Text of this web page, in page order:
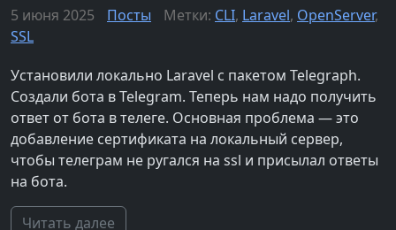
5 июня 2025 Посты Метки: CLI, Laravel, OpenServer,
SSL
Установили локально Laravel с пакетом Telegraph.
Создали бота в Telegram. Теперь нам надо получить
ответ от бота в телеге. Основная проблема — это
добавление сертификата на локальный сервер,
чтобы телеграм не ругался на ssl и присылал ответы
на бота.
Читать далее